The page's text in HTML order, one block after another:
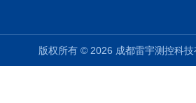
版权所有 © 2026 成都雷宇测控